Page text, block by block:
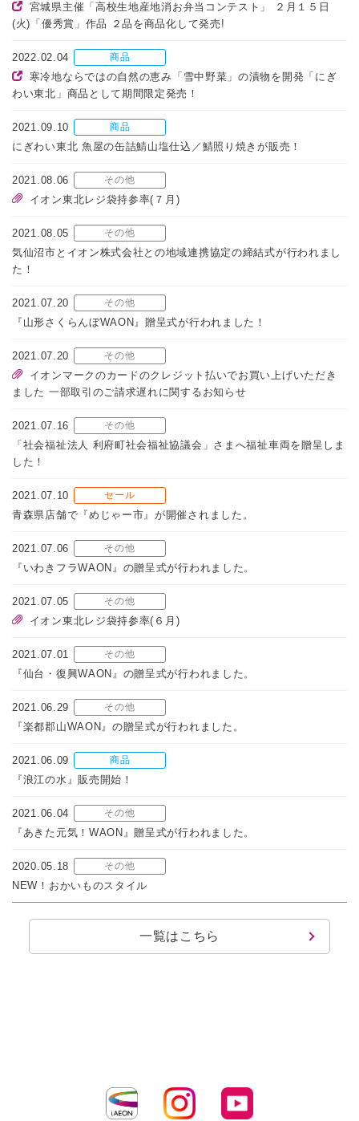
宮城県主催「高校生地産地消お弁当コンテスト」 ２月１５日
(火)「優秀賞」作品 ２品を商品化して発売!
2022.02.04 商品
寒冷地ならではの自然の恵み「雪中野菜」の漬物を開発「にぎ
わい東北」商品として期間限定発売！
2021.09.10 商品
にぎわい東北 魚屋の缶詰鯖山塩仕込／鯖照り焼きが販売！
2021.08.06 その他
イオン東北レジ袋持参率(７月)
2021.08.05 その他
気仙沼市とイオン株式会社との地域連携協定の締結式が行われまし
た！
2021.07.20 その他
『山形さくらんぼWAON』贈呈式が行われました！
2021.07.20 その他
イオンマークのカードのクレジット払いでお買い上げいただき
ました 一部取引のご請求遅れに関するお知らせ
2021.07.16 その他
「社会福祉法人 利府町社会福祉協議会」さまへ福祉車両を贈呈しま
した！
2021.07.10 セール
青森県店舗で『めじゃー市』が開催されました。
2021.07.06 その他
『いわきフラWAON』の贈呈式が行われました。
2021.07.05 その他
イオン東北レジ袋持参率(６月)
2021.07.01 その他
『仙台・復興WAON』の贈呈式が行われました。
2021.06.29 その他
『楽都郡山WAON』の贈呈式が行われました。
2021.06.09 商品
『浪江の水』販売開始！
2021.06.04 その他
『あきた元気！WAON』贈呈式が行われました。
2020.05.18 その他
NEW！おかいものスタイル
一覧はこちら